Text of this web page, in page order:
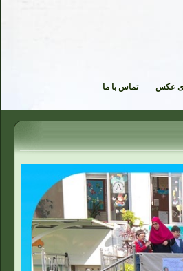
عکس تماس با ما